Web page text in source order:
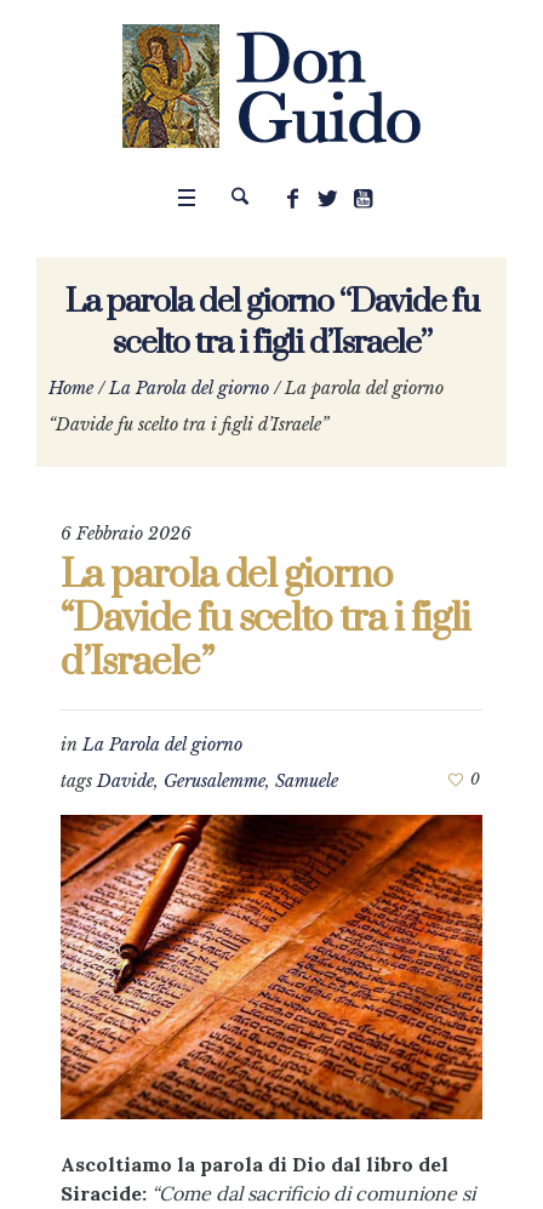
La parola del giorno “Davide fu
scelto tra i figli d’Israele”
Home /La Parola del giorno /La parola del giorno
“Davide fu scelto tra i figli d’Israele”
6 Febbraio 2026
La parola del giorno
“Davide fu scelto tra i figli
d’Israele”
inLa Parola del giorno
tagsDavide, Gerusalemme, Samuele 0
Ascoltiamo la parola di Dio dal libro del
Siracide: “Come dal sacrificio di comunione si